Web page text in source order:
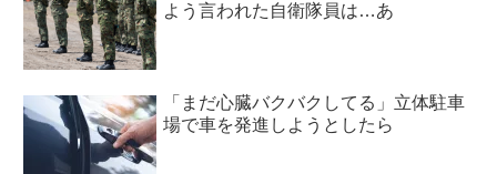
よう言われた自衛隊員は…あ
「まだ心臓バクバクしてる」立体駐車
場で車を発進しようとしたら